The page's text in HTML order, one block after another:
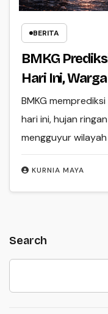
BERITA
BMKG
Hari Ini,
KURNIA MAYA
BMKG
hari ini, hujan
mengguyur
Search